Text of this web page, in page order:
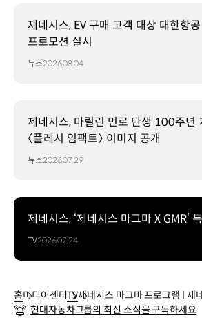
제네시스, EV 구매 고객 대상 대한항
프로모션 실시
뉴스2026.08.04
제네시스, 마릴린 먼로 탄생 100주년
〈플레시 임팩트〉 이미지 공개
뉴스2026.07.29
제네시스, ‘제네시스 마그마 X GMR’
TV2026.07.24
홈미디어센터TV제네시스 마그마 프로그램 l 제
현대자동차그룹의 최신 소식을 구독하세요